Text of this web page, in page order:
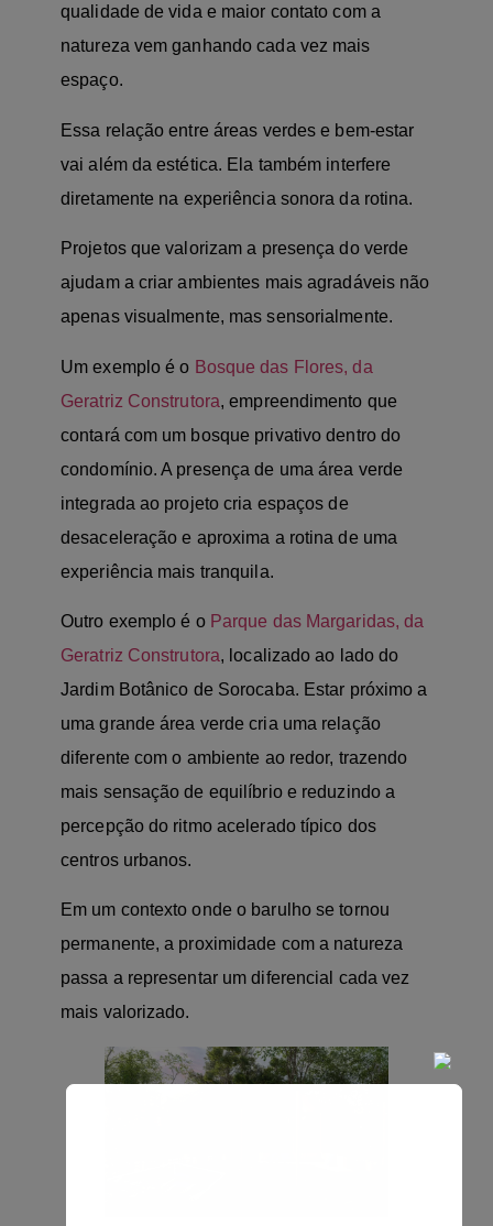
qualidade de vida e maior contato com a
natureza vem ganhando cada vez mais
espaço.
Essa relação entre áreas verdes e bem-estar
vai além da estética. Ela também interfere
diretamente na experiência sonora da rotina.
Projetos que valorizam a presença do verde
ajudam a criar ambientes mais agradáveis não
apenas visualmente, mas sensorialmente.
Um exemplo é o Bosque das Flores, da
Geratriz Construtora, empreendimento que
contará com um bosque privativo dentro do
condomínio. A presença de uma área verde
integrada ao projeto cria espaços de
desaceleração e aproxima a rotina de uma
experiência mais tranquila.
Outro exemplo é o Parque das Margaridas, da
Geratriz Construtora, localizado ao lado do
Jardim Botânico de Sorocaba. Estar próximo a
uma grande área verde cria uma relação
diferente com o ambiente ao redor, trazendo
mais sensação de equilíbrio e reduzindo a
percepção do ritmo acelerado típico dos
centros urbanos.
Em um contexto onde o barulho se tornou
permanente, a proximidade com a natureza
passa a representar um diferencial cada vez
mais valorizado.